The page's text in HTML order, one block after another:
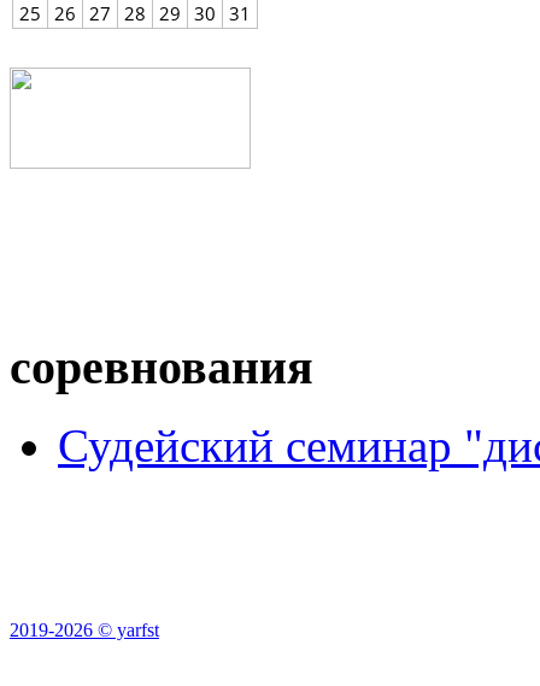
25 26 27 28 29 30 31
соревнования
Судейский семинар
2019-2026 © yarfst